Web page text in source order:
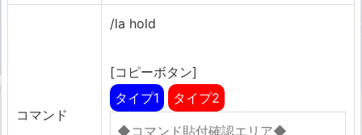
コマンド
/la hold
[コピーボタン]
タイプ1
タイプ2